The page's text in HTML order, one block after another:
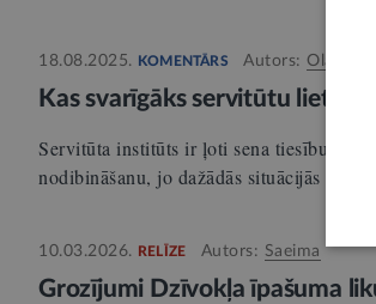
18.08.2025. KOMENTĀRS Autors: Olavs
Kas svarīgāks servitūtu lietās
Servitūta institūts ir ļoti sena tiesību
nodibināšanu, jo dažādās situācijās ne
10.03.2026. RELĪZE Autors: Saeima
Grozījumi Dzīvokļa īpašuma